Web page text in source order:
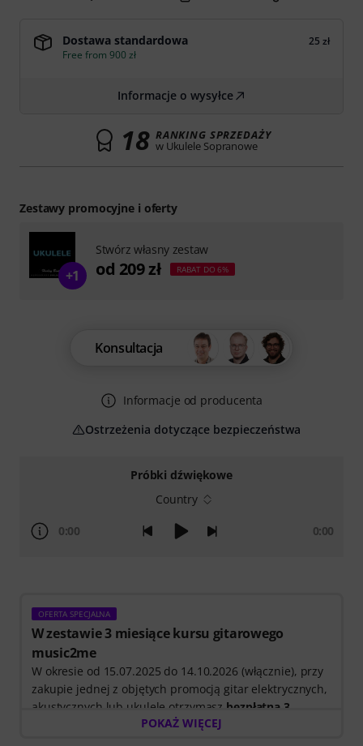
Próbki dźwiękowe
Country
0:00 0:00
OFERTA SPECJALNA
W zestawie 3 miesiące kursu gitarowego
music2me
W okresie od 15.07.2025 do 14.10.2026 (włącznie), przy
zakupie jednej z objętych promocją gitar elektrycznych,
akustycznych lub ukulele otrzymasz bezpłatną 3
miesięczną subskrypcję internetowego kursu
POKAŻ WIĘCEJ
Dostawa standardowa
25 zł
Free from 900 zł
Informacje o wysyłce
18 RANKING SPRZEDAŻY
w Ukulele Sopranowe
Konsultacja
Informacje od producenta
Ostrzeżenia dotyczące bezpieczeństwa
Zestawy promocyjne i oferty
+1
Stwórz własny zestaw
od 209 zł RABAT DO 6%